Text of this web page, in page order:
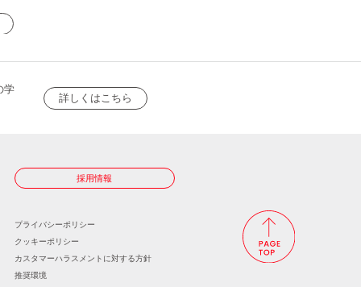
学
詳しくはこちら
採用情報
プライバシーポリシー
クッキーポリシー
カスタマーハラスメントに対する方針
推奨環境